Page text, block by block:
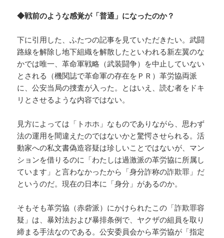
◆戦前のような感覚が「普通」になったのか？
下に引用した、ふたつの記事を見ていただきたい。武闘
路線を解除し地下組織を解散したといわれる新左翼のな
かでは唯一、革命軍戦略（武装闘争）を中止していない
とされる（機関誌で革命軍の存在をＰＲ）革労協両派
に、公安当局の捜査が入った。とはいえ、読む者をドキ
リとさせるような内容ではない。
見方によっては「トホホ」なものでありながら、思わず
法の運用を間違えたのではないかと驚愕させられる。活
動家への私文書偽造容疑は珍しいことではないが、マン
ションを借りるのに「わたしは過激派の革労協に所属し
ています」と言わなかったから「身分詐称の詐欺罪」だ
というのだ。現在の日本に「身分」があるのか。
そもそも革労協（赤砦派）にかけられたこの「詐欺罪容
疑」は、暴対法および暴排条例で、ヤクザの組員を取り
締まる手法なのである。公安委員会から革労協が「指定